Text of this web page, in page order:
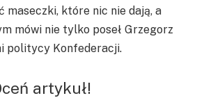
maseczki, które nic nie dają, a
mówi nie tylko poseł Grzegorz
politycy Konfederacji.
artykuł!